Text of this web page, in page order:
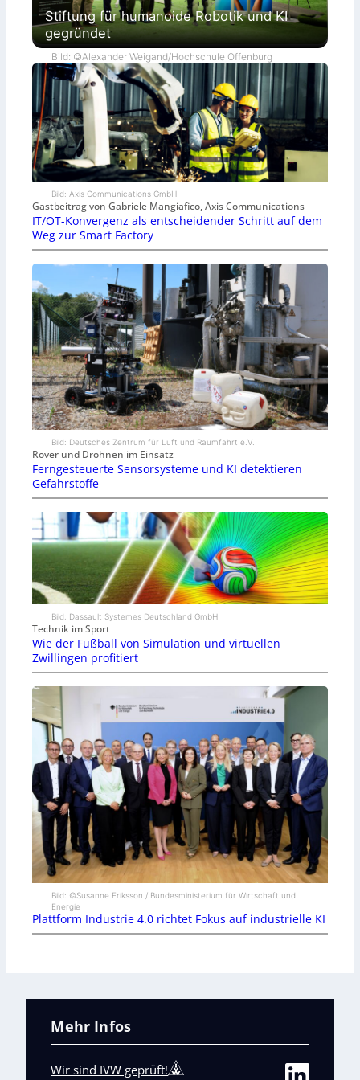
Stiftung für humanoide Robotik und KI
gegründet
Bild: ©Alexander Weigand/Hochschule Offenburg
Bild: Axis Communications GmbH
Gastbeitrag von Gabriele Mangiafico, Axis Communications
IT/OT-Konvergenz als entscheidender Schritt auf dem
Weg zur Smart Factory
Bild: Deutsches Zentrum für Luft und Raumfahrt e.V.
Rover und Drohnen im Einsatz
Ferngesteuerte Sensorsysteme und KI detektieren
Gefahrstoffe
Bild: Dassault Systemes Deutschland GmbH
Technik im Sport
Wie der Fußball von Simulation und virtuellen
Zwillingen profitiert
Bild: ©Susanne Eriksson / Bundesministerium für Wirtschaft und
Energie
Plattform Industrie 4.0 richtet Fokus auf industrielle KI
Mehr Infos
Wir sind IVW geprüft!